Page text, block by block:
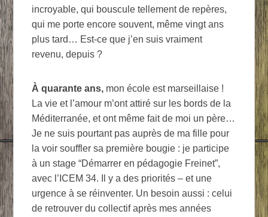
incroyable, qui bouscule tellement de repères,
qui me porte encore souvent, même vingt ans
plus tard… Est-ce que j’en suis vraiment
revenu, depuis ?
À quarante ans, mon école est marseillaise !
La vie et l’amour m’ont attiré sur les bords de la
Méditerranée, et ont même fait de moi un père…
Je ne suis pourtant pas auprès de ma fille pour
la voir souffler sa première bougie : je participe
à un stage “Démarrer en pédagogie Freinet”,
avec l’ICEM 34. Il y a des priorités – et une
urgence à se réinventer. Un besoin aussi : celui
de retrouver du collectif après mes années